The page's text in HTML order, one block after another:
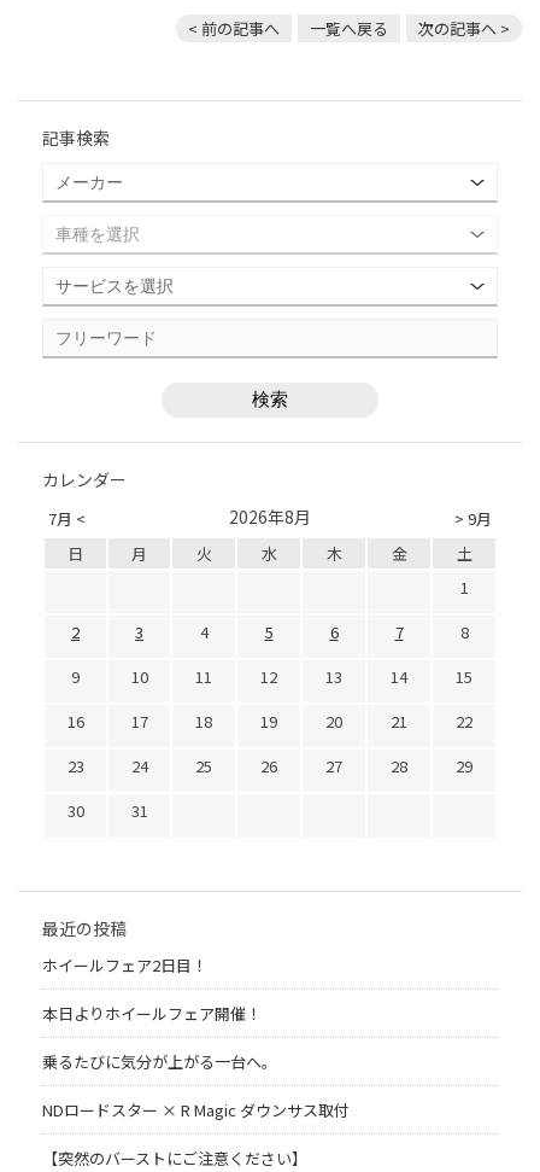
< 前の記事へ 一覧へ戻る 次の記事へ >
記事検索
カレンダー
7月 < > 9月
2026年8月
日 月 火 水 木 金
土
1
2
3 4 5 6 7
8
9
10 11 12 13 14
15
16
17 18 19 20 21
22
23
24 25 26 27 28
29
30
31
最近の投稿
ホイールフェア2日目！
本日よりホイールフェア開催！
乗るたびに気分が上がる一台へ。
NDロードスター × R Magic ダウンサス取付
【突然のバーストにご注意ください】